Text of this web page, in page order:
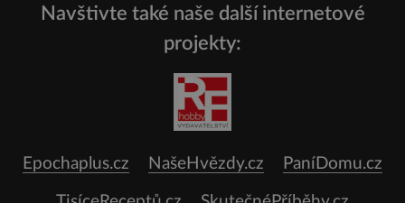
Navštivte také naše další internetové
projekty:
Epochaplus.cz NašeHvězdy.cz PaníDomu.cz